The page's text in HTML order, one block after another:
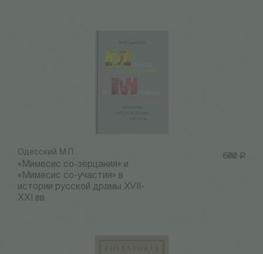
600 Р
Одесский М.П.
«Мимесис со-зерцания» и
«Мимесис со-участия» в
истории русской драмы XVII-
XXI вв.